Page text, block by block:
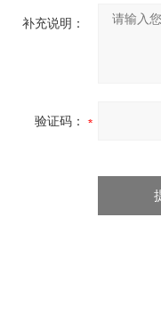
补充说明：
验证码：